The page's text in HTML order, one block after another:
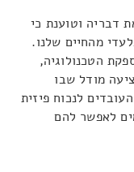
דבריה וטוענת כי
מהחיים שלנו.
הטכנולוגיה,
מודל שבו
לנכוח פיזית
לאפשר להם